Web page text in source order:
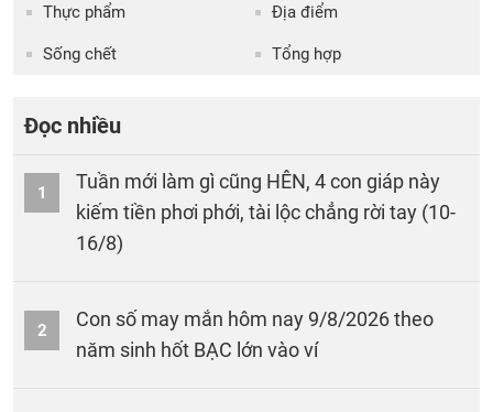
Thực phẩm Địa điểm
Sống chết Tổng hợp
Đọc nhiều
1
Tuần mới làm gì cũng HÊN, 4 con giáp này
kiếm tiền phơi phới, tài lộc chẳng rời tay (10-
16/8)
2
Con số may mắn hôm nay 9/8/2026 theo
năm sinh hốt BẠC lớn vào ví